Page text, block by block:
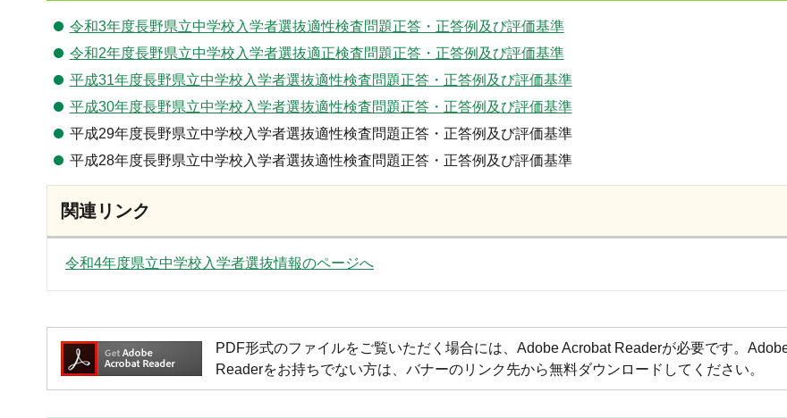
令和3年度長野県立中学校入学者選抜適性検査問題正答・正答例及び評価基準
令和2年度長野県立中学校入学者選抜適正検査問題正答・正答例及び評価基準
平成31年度長野県立中学校入学者選抜適性検査問題正答・正答例及び評価基準
平成30年度長野県立中学校入学者選抜適性検査問題正答・正答例及び評価基準
平成29年度長野県立中学校入学者選抜適性検査問題正答・正答例及び評価基準
平成28年度長野県立中学校入学者選抜適性検査問題正答・正答例及び評価基準
関連リンク
令和4年度県立中学校入学者選抜情報のページへ
PDF形式のファイルをご覧いただく場合には、Adobe Acrobat Readerが必要です。
Readerをお持ちでない方は、バナーのリンク先から無料ダウンロードしてください。